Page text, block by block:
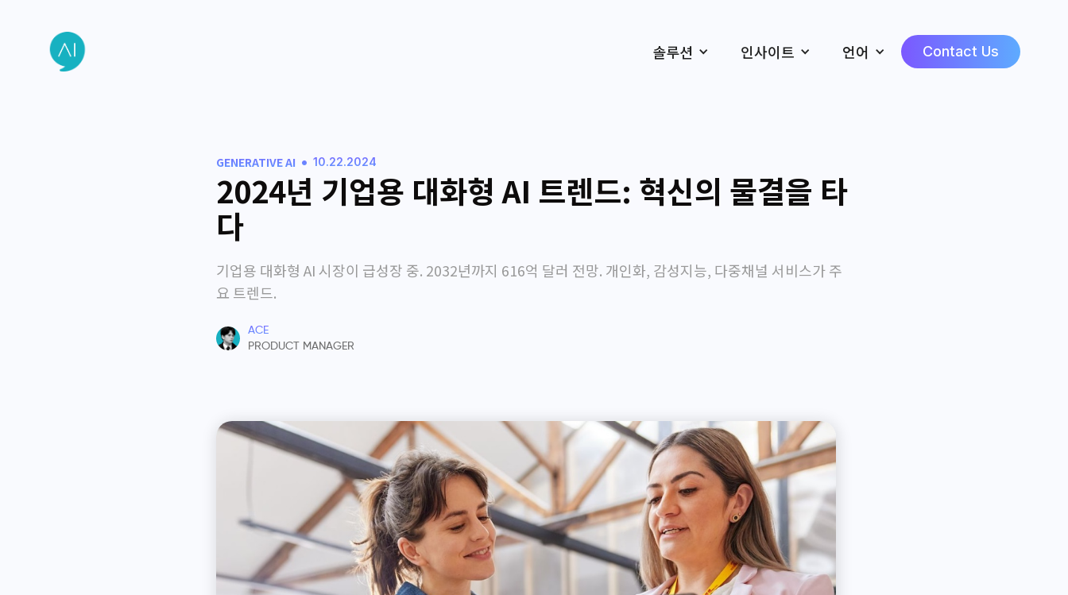
솔루션 인사이트 언어 Contact Us
GENERATIVE AI • 10.22.2024
2024년 기업용 대화형 AI 트렌드: 혁신의 물결을 타
다
기업용 대화형 AI 시장이 급성장 중. 2032년까지 616억 달러 전망. 개인화, 감성지능, 다중채널 서비스가 주
요 트렌드.
ACE
PRODUCT MANAGER